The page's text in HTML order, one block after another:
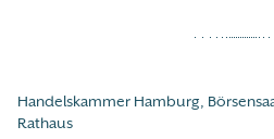
Handelskammer Hamburg,
Rathaus